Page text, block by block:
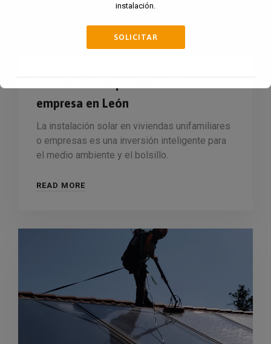
empresa en León
La instalación solar en viviendas unifamiliares
o empresas es una inversión inteligente para
el medio ambiente y el bolsillo.
READ MORE
instalación.
SOLICITAR